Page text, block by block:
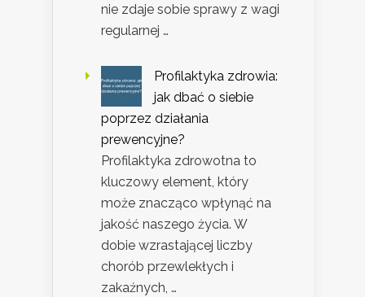
nie zdaje sobie sprawy z wagi
regularnej …
Profilaktyka zdrowia:
jak dbać o siebie
poprzez działania
prewencyjne?
Profilaktyka zdrowotna to
kluczowy element, który
może znacząco wpłynąć na
jakość naszego życia. W
dobie wzrastającej liczby
chorób przewlekłych i
zakaźnych, …